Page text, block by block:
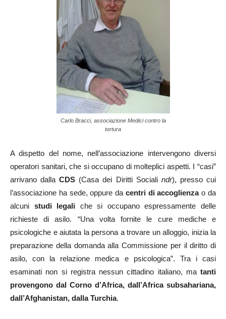
Carlo Bracci, associazione Medici contro la
tortura
A dispetto del nome, nell’associazione intervengono diversi
operatori sanitari, che si occupano di molteplici aspetti. I “casi”
arrivano dallaCDS (Casa dei Diritti Sociali ndr), presso cui
l’associazione ha sede, oppure da centri di accoglienzao da
alcuni studi legali che si occupano espressamente delle
richieste di asilo. “Una volta fornite le cure mediche e
psicologiche e aiutata la persona a trovare un alloggio, inizia la
preparazione della domanda alla Commissione per il diritto di
asilo, con la relazione medica e psicologica”. Tra i casi
esaminati non si registra nessun cittadino italiano, ma tanti
provengono dal Corno d’Africa, dall’Africa subsahariana,
dall’Afghanistan, dalla Turchia.